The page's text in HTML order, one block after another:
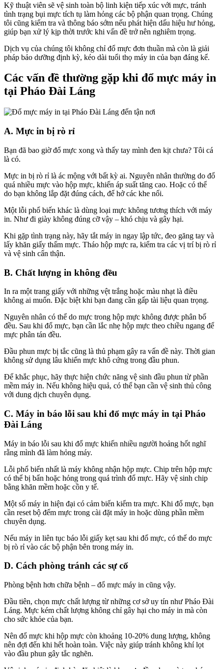
Kỹ thuật viên sẽ vệ sinh toàn bộ linh kiện tiếp xúc với mực, tránh
tình trạng bụi mực tích tụ làm hỏng các bộ phận quan trọng. Chúng
tôi cũng kiểm tra và thông báo sớm nếu phát hiện dấu hiệu hư hỏng,
giúp bạn xử lý kịp thời trước khi vấn đề trở nên nghiêm trọng.
Dịch vụ của chúng tôi không chỉ đổ mực đơn thuần mà còn là giải
pháp bảo dưỡng định kỳ, kéo dài tuổi thọ máy in của bạn đáng kể.
Các vấn đề thường gặp khi đổ mực máy in
tại Pháo Đài Láng
A. Mực in bị rò rỉ
Bạn đã bao giờ đổ mực xong và thấy tay mình đen kịt chưa? Tôi cá
là có.
Mực in bị rò rỉ là ác mộng với bất kỳ ai. Nguyên nhân thường do đổ
quá nhiều mực vào hộp mực, khiến áp suất tăng cao. Hoặc có thể
do bạn không lắp đặt đúng cách, để hở các khe nối.
Một lỗi phổ biến khác là dùng loại mực không tương thích với máy
in. Như đi giày không đúng cỡ vậy – khó chịu và gây hại.
Khi gặp tình trạng này, hãy tắt máy in ngay lập tức, đeo găng tay và
lấy khăn giấy thấm mực. Tháo hộp mực ra, kiểm tra các vị trí bị rò rỉ
và vệ sinh cẩn thận.
B. Chất lượng in không đều
In ra một trang giấy với những vệt trắng hoặc màu nhạt là điều
không ai muốn. Đặc biệt khi bạn đang cần gấp tài liệu quan trọng.
Nguyên nhân có thể do mực trong hộp mực không được phân bố
đều. Sau khi đổ mực, bạn cần lắc nhẹ hộp mực theo chiều ngang để
mực phân tán đều.
Đầu phun mực bị tắc cũng là thủ phạm gây ra vấn đề này. Thời gian
không sử dụng lâu khiến mực khô cứng trong đầu phun.
Để khắc phục, hãy thực hiện chức năng vệ sinh đầu phun từ phần
mềm máy in. Nếu không hiệu quả, có thể bạn cần vệ sinh thủ công
với dung dịch chuyên dụng.
C. Máy in báo lỗi sau khi đổ mực máy in tại Pháo
Đài Láng
Máy in báo lỗi sau khi đổ mực khiến nhiều người hoảng hốt nghĩ
rằng mình đã làm hỏng máy.
Lỗi phổ biến nhất là máy không nhận hộp mực. Chip trên hộp mực
có thể bị bẩn hoặc hỏng trong quá trình đổ mực. Hãy vệ sinh chip
bằng khăn mềm hoặc cồn y tế.
Một số máy in hiện đại có cảm biến kiểm tra mực. Khi đổ mực, bạn
cần reset bộ đếm mực trong cài đặt máy in hoặc dùng phần mềm
chuyên dụng.
Nếu máy in liên tục báo lỗi giấy kẹt sau khi đổ mực, có thể do mực
bị rò rỉ vào các bộ phận bên trong máy in.
D. Cách phòng tránh các sự cố
Phòng bệnh hơn chữa bệnh – đổ mực máy in cũng vậy.
Đầu tiên, chọn mực chất lượng từ những cơ sở uy tín như Pháo Đài
Láng. Mực kém chất lượng không chỉ gây hại cho máy in mà còn
cho sức khỏe của bạn.
Nên đổ mực khi hộp mực còn khoảng 10-20% dung lượng, không
nên đợi đến khi hết hoàn toàn. Việc này giúp tránh không khí lọt
vào đầu phun gây tắc nghẽn.